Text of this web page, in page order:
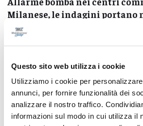
Questo sito web utilizza i cookie
Utilizziamo i cookie per
annunci, per fornire funzionalità dei
analizzare il nostro traffico.
informazioni sul modo in cui utilizza il
Milanese, le indagini portano
06/08/2026
Pubblicità